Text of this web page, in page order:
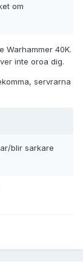
om
Warhammer 40K.
inte oroa dig.
servrarna
blir sarkare